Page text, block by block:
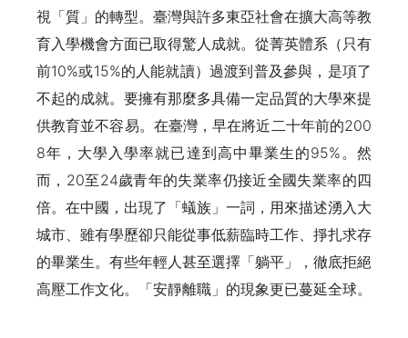
視「質」的轉型。臺灣與許多東亞社會在擴大高等教
育入學機會方面已取得驚人成就。從菁英體系（只有
前10%或15%的人能就讀）過渡到普及參與，是項了
不起的成就。要擁有那麼多具備一定品質的大學來提
供教育並不容易。在臺灣，早在將近二十年前的200
8年，大學入學率就已達到高中畢業生的95%。然
而，20至24歲青年的失業率仍接近全國失業率的四
倍。在中國，出現了「蟻族」一詞，用來描述湧入大
城市、雖有學歷卻只能從事低薪臨時工作、掙扎求存
的畢業生。有些年輕人甚至選擇「躺平」，徹底拒絕
高壓工作文化。「安靜離職」的現象更已蔓延全球。